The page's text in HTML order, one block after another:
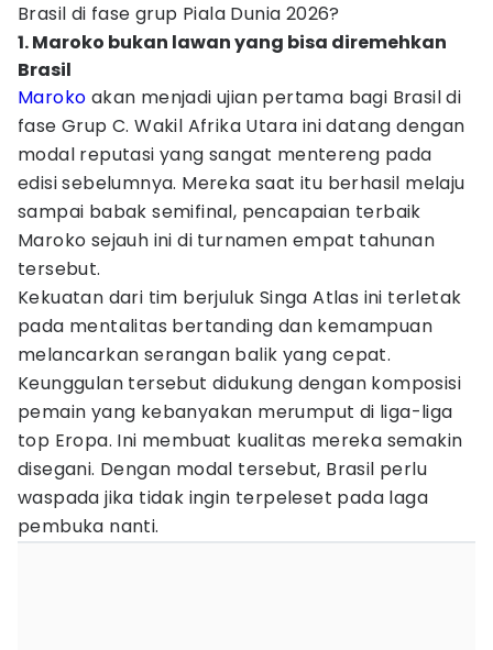
Brasil di fase grup Piala Dunia 2026?
1. Maroko bukan lawan yang bisa diremehkan
Brasil
Maroko akan menjadi ujian pertama bagi Brasil di
fase Grup C. Wakil Afrika Utara ini datang dengan
modal reputasi yang sangat mentereng pada
edisi sebelumnya. Mereka saat itu berhasil melaju
sampai babak semifinal, pencapaian terbaik
Maroko sejauh ini di turnamen empat tahunan
tersebut.
Kekuatan dari tim berjuluk Singa Atlas ini terletak
pada mentalitas bertanding dan kemampuan
melancarkan serangan balik yang cepat.
Keunggulan tersebut didukung dengan komposisi
pemain yang kebanyakan merumput di liga-liga
top Eropa. Ini membuat kualitas mereka semakin
disegani. Dengan modal tersebut, Brasil perlu
waspada jika tidak ingin terpeleset pada laga
pembuka nanti.